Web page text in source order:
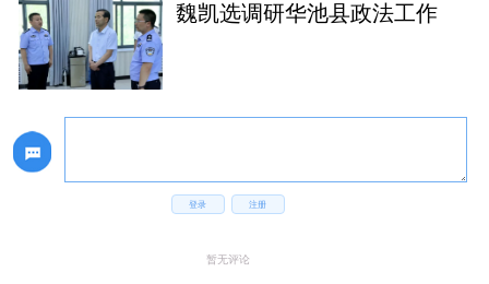
魏凯选调研华池县政法工作
登录 注册
暂无评论